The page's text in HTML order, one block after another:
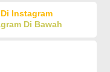
Instagram
Di Bawah